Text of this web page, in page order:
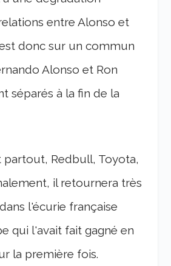
entre Alonso et
donc sur un commun
Alonso et Ron
séparés à la fin de la
partout, Redbull, Toyota,
il retournera très
l'écurie française
qui l'avait fait gagné en
la première fois.